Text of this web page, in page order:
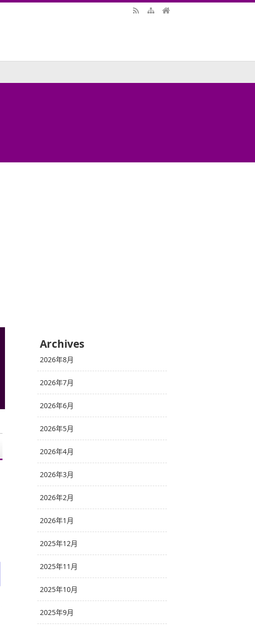
Archives
2026年8月
2026年7月
2026年6月
2026年5月
2026年4月
2026年3月
2026年2月
2026年1月
2025年12月
2025年11月
2025年10月
2025年9月